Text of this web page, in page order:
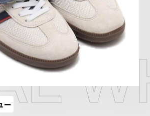
イバシーポリシー 免責事項 お問い合わせ
ー